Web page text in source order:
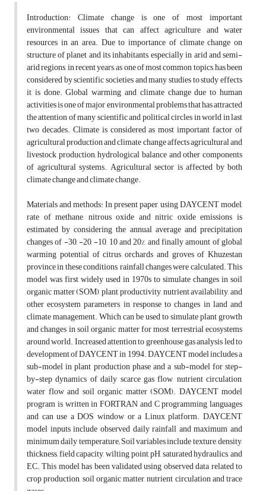
Introduction: Climate change is one of most important
environmental issues that can affect agriculture and water
resources in an area. Due to importance of climate change on
structure of planet and its inhabitants, especially in arid and semi-
arid regions, in recent years, as one of most common topics, has been
considered by scientific societies and many studies to study effects
it is done. Global warming and climate change due to human
activities is one of major environmental problems that has attracted
the attention of many scientific and political circles in world in last
two decades. Climate is considered as most important factor of
agricultural production and climate change affects agricultural and
livestock production, hydrological balance and other components
of agricultural systems. Agricultural sector is affected by both
climate change and climate change.
Materials and methods: In present paper, using DAYCENT model,
rate of methane, nitrous oxide and nitric oxide emissions is
estimated by considering the annual average and precipitation
changes of -30, -20, -10, 10 and 20%, and finally amount of global
warming potential of citrus orchards and groves of Khuzestan
province in these conditions, rainfall changes were calculated. This
model was first widely used in 1970s to simulate changes in soil
organic matter (SOM), plant productivity, nutrient availability, and
other ecosystem parameters in response to changes in land and
climate management. Which can be used to simulate plant growth
and changes in soil organic matter for most terrestrial ecosystems
around world. Increased attention to greenhouse gas analysis led to
development of DAYCENT in 1994. DAYCENT model includes a
sub-model in plant production phase and a sub-model for step-
by-step dynamics of daily scarce gas flow, nutrient circulation,
water flow and soil organic matter (SOM). DAYCENT model
program is written in FORTRAN and C programming languages
and can use a DOS window or a Linux platform. DAYCENT
model inputs include observed daily rainfall and maximum and
minimum daily temperature; Soil variables include texture, density,
thickness, field capacity, wilting point, pH, saturated hydraulics, and
EC. This model has been validated using observed data related to
crop production, soil organic matter, nutrient circulation and trace